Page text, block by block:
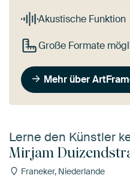
Akustische Funktion
Große Formate
Mehr über
Lerne den Künstler
Mirjam
Franeker, Niederlande